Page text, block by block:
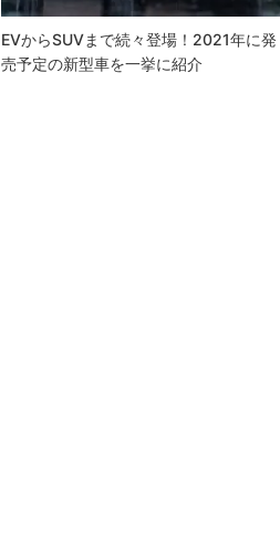
EVからSUVまで続々登場！2021年に発
売予定の新型車を一挙に紹介